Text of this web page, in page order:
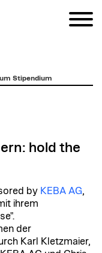
Stipendium
hold the
by KEBA AG,
ihrem
der
Karl Kletzmaier,